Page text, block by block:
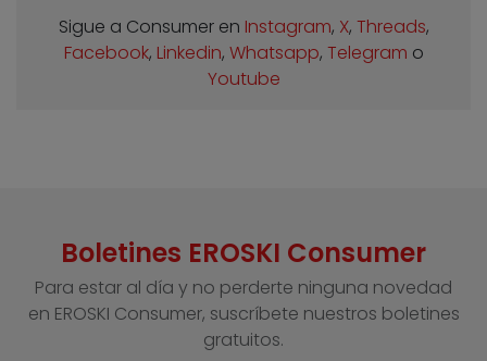
Sigue a Consumer en Instagram, X, Threads,
Facebook, Linkedin, Whatsapp, Telegram o
Youtube
Boletines EROSKI Consumer
Para estar al día y no perderte ninguna novedad
en EROSKI Consumer, suscríbete nuestros boletines
gratuitos.